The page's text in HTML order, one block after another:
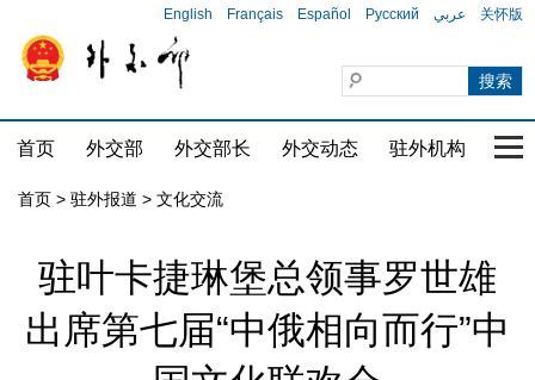
English Français Español Русский عربي 关怀版
首页 外交部 外交部长 外交动态 驻外机构 国
首页 > 驻外报道 > 文化交流
驻叶卡捷琳堡总领事罗世雄
出席第七届“中俄相向而行”中